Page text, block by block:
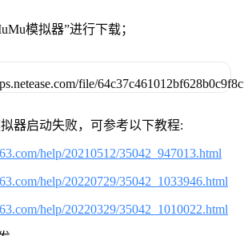
模拟器”进行下载；
器启动失败，可参考以下教程:
help/20210512/35042_947013.html
help/20220729/35042_1033946.html
help/20220329/35042_1010022.html